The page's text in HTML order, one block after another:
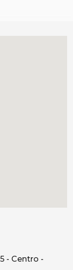
- Centro -